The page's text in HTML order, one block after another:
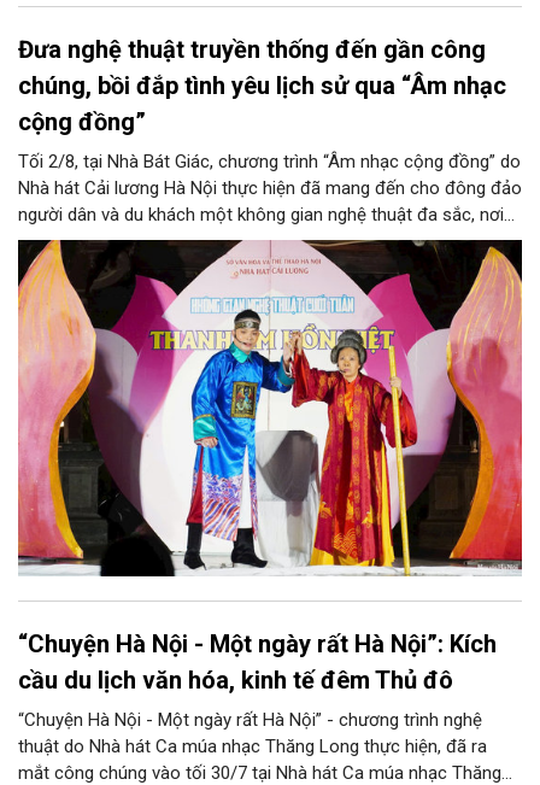
Đưa nghệ thuật truyền thống đến gần công
chúng, bồi đắp tình yêu lịch sử qua “Âm nhạc
cộng đồng”
Tối 2/8, tại Nhà Bát Giác, chương trình “Âm nhạc cộng đồng” do
Nhà hát Cải lương Hà Nội thực hiện đã mang đến cho đông đảo
người dân và du khách một không gian nghệ thuật đa sắc, nơi
những làn điệu cải lương, ca cổ, tân cổ và các tiết mục múa
hòa quyện trong không gian của phố đi bộ hồ Hoàn Kiếm. Đặc
biệt, chương trình có sự giao lưu của các nghệ sĩ đến từ
phương Nam, góp phần tạo nên cuộc gặp gỡ nghệ thuật giàu
cảm xúc.
“Chuyện Hà Nội - Một ngày rất Hà Nội”: Kích
cầu du lịch văn hóa, kinh tế đêm Thủ đô
“Chuyện Hà Nội - Một ngày rất Hà Nội” - chương trình nghệ
thuật do Nhà hát Ca múa nhạc Thăng Long thực hiện, đã ra
mắt công chúng vào tối 30/7 tại Nhà hát Ca múa nhạc Thăng